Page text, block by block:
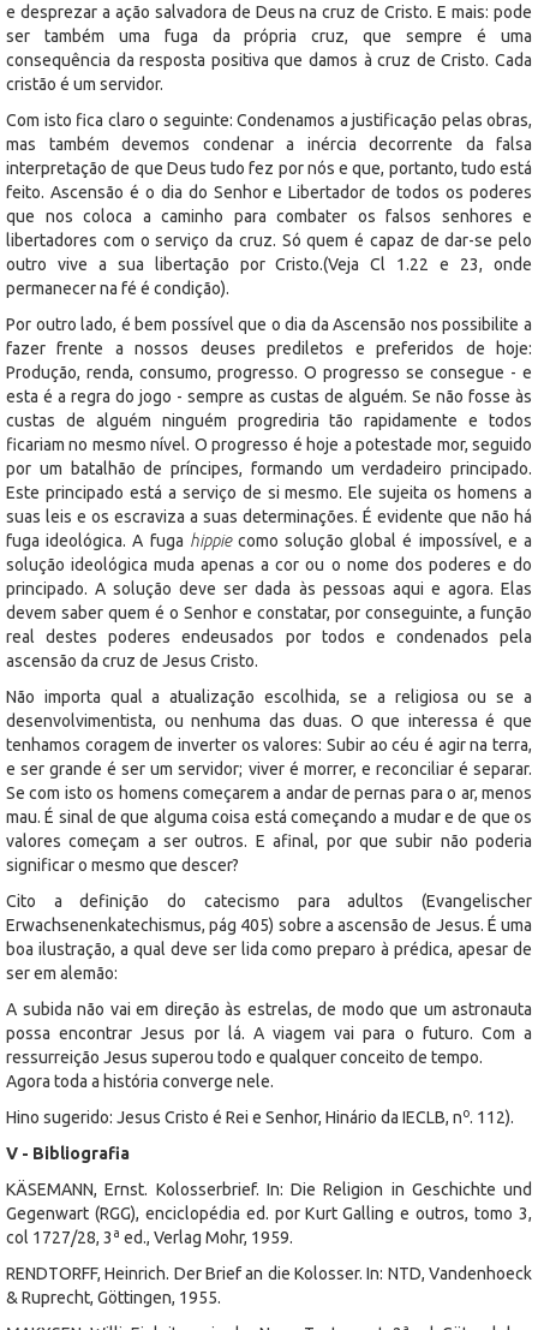
e desprezar a ação salvadora de Deus na cruz de Cristo. E mais: pode
ser também uma fuga da própria cruz, que sempre é uma
consequência da resposta positiva que damos à cruz de Cristo. Cada
cristão é um servidor.
Com isto fica claro o seguinte: Condenamos a justificação pelas obras,
mas também devemos condenar a inércia decorrente da falsa
interpretação de que Deus tudo fez por nós e que, portanto, tudo está
feito. Ascensão é o dia do Senhor e Libertador de todos os poderes
que nos coloca a caminho para combater os falsos senhores e
libertadores com o serviço da cruz. Só quem é capaz de dar-se pelo
outro vive a sua libertação por Cristo.(Veja Cl 1.22 e 23, onde
permanecer na fé é condição).
Por outro lado, é bem possível que o dia da Ascensão nos possibilite a
fazer frente a nossos deuses prediletos e preferidos de hoje:
Produção, renda, consumo, progresso. O progresso se consegue - e
esta é a regra do jogo - sempre as custas de alguém. Se não fosse às
custas de alguém ninguém progrediria tão rapidamente e todos
ficariam no mesmo nível. O progresso é hoje a potestade mor, seguido
por um batalhão de príncipes, formando um verdadeiro principado.
Este principado está a serviço de si mesmo. Ele sujeita os homens a
suas leis e os escraviza a suas determinações. É evidente que não há
fuga ideológica. A fuga hippiecomo solução global é impossível, e a
solução ideológica muda apenas a cor ou o nome dos poderes e do
principado. A solução deve ser dada às pessoas aqui e agora. Elas
devem saber quem é o Senhor e constatar, por conseguinte, a função
real destes poderes endeusados por todos e condenados pela
ascensão da cruz de Jesus Cristo.
Não importa qual a atualização escolhida, se a religiosa ou se a
desenvolvimentista, ou nenhuma das duas. O que interessa é que
tenhamos coragem de inverter os valores: Subir ao céu é agir na terra,
e ser grande é ser um servidor; viver é morrer, e reconciliar é separar.
Se com isto os homens começarem a andar de pernas para o ar, menos
mau. É sinal de que alguma coisa está começando a mudar e de que os
valores começam a ser outros. E afinal, por que subir não poderia
significar o mesmo que descer?
Cito a definição do catecismo para adultos (Evangelischer
Erwachsenenkatechismus, pág 405) sobre a ascensão de Jesus. É uma
boa ilustração, a qual deve ser lida como preparo à prédica, apesar de
ser em alemão:
A subida não vai em direção às estrelas, de modo que um astronauta
possa encontrar Jesus por lá. A viagem vai para o futuro. Com a
ressurreição Jesus superou todo e qualquer conceito de tempo.
Agora toda a história converge nele.
Hino sugerido: Jesus Cristo é Rei e Senhor, Hinário da IECLB, no. 112).
V - Bibliografia
KÄSEMANN, Ernst. Kolosserbrief. In: Die Religion in Geschichte und
Gegenwart (RGG), enciclopédia ed. por Kurt Galling e outros, tomo 3,
col 1727/28, 3 a ed., Verlag Mohr, 1959.
RENDTORFF, Heinrich. Der Brief an die Kolosser. In: NTD, Vandenhoeck
& Ruprecht, Göttingen, 1955.